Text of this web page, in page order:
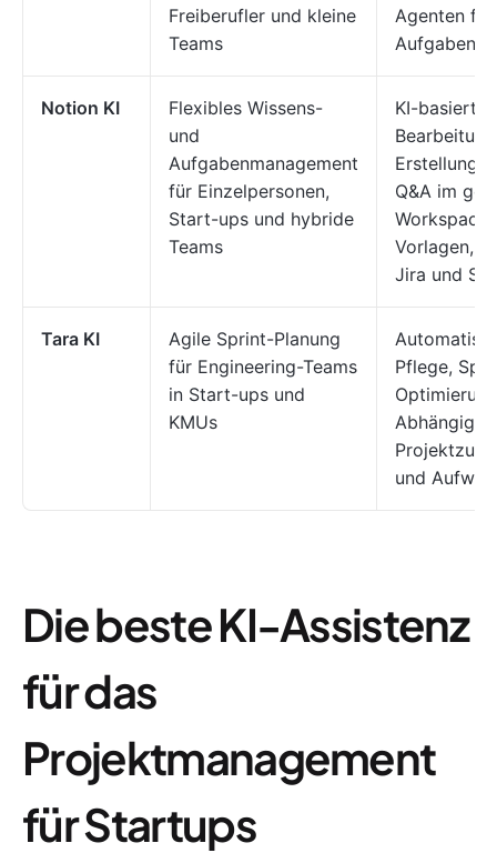
Freiberufler und kleine
Teams
Agenten
Aufgaben
Notion KI
Flexibles Wissens-
und
Aufgabenmanagement
für Einzelpersonen,
Start-ups und hybride
Teams
KI-
Erstellung
Q&A im
Vorlagen,
Jira und
Tara KI
Agile Sprint-Planung
für Engineering-Teams
in Start-ups und
KMUs
Pflege,
und
Die beste KI-Assistenz
für das
Projektmanagement
für Startups